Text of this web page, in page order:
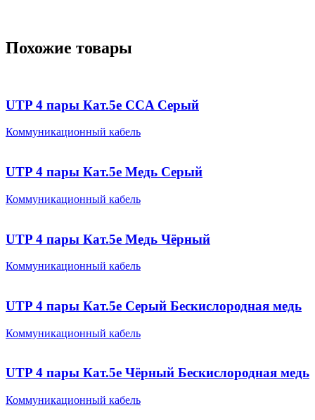
Похожие товары
UTP 4 пары Кат.5e CCA Серый
Коммуникационный кабель
UTP 4 пары Кат.5e Медь Серый
Коммуникационный кабель
UTP 4 пары Кат.5e Медь Чёрный
Коммуникационный кабель
UTP 4 пары Кат.5e Серый Бескислородная медь
Коммуникационный кабель
UTP 4 пары Кат.5e Чёрный Бескислородная медь
Коммуникационный кабель